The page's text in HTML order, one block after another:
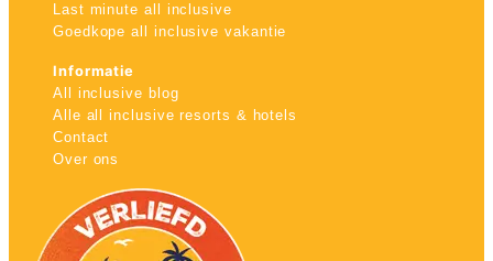
Last minute all inclusive
Goedkope all inclusive vakantie
Informatie
All inclusive blog
Alle all inclusive resorts & hotels
Contact
Over ons